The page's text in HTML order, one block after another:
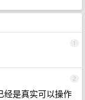
1
2
经是真实可以操作